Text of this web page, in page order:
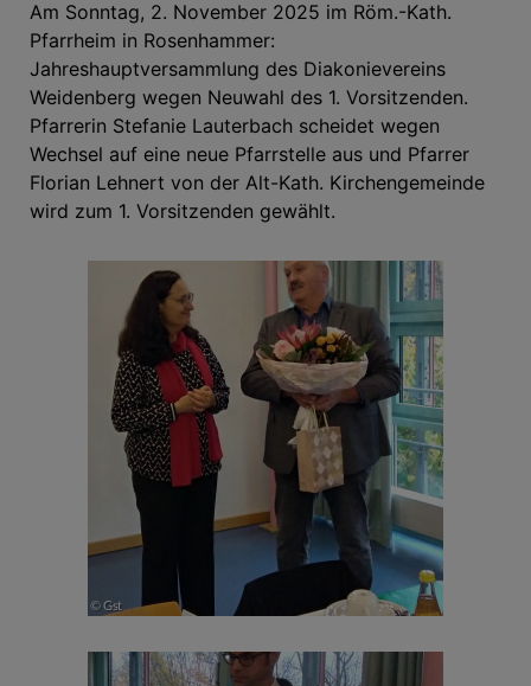
Am Sonntag, 2. November 2025 im Röm.-Kath.
Pfarrheim in Rosenhammer:
Jahreshauptversammlung des Diakonievereins
Weidenberg wegen Neuwahl des 1. Vorsitzenden.
Pfarrerin Stefanie Lauterbach scheidet wegen
Wechsel auf eine neue Pfarrstelle aus und Pfarrer
Florian Lehnert von der Alt-Kath. Kirchengemeinde
wird zum 1. Vorsitzenden gewählt.